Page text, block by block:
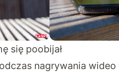
się poobijał
nagrywania